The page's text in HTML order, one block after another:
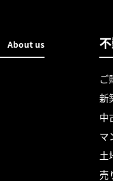
About us
ご
新
中
マ
土
売